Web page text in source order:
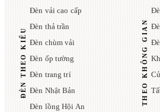
ĐÈN THEO KIỂU
Đèn vải cao cấp
Đèn thả trần
Đèn chùm vải
Đèn ốp tường
Đèn trang trí
Đèn Nhật Bản
Đèn lồng Hội An
THEO KHÔNG GIAN